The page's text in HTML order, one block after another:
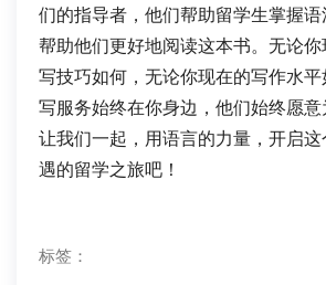
们的指导者，他们帮助留学生掌握语
帮助他们更好地阅读这本书。无论
写技巧如何，无论你现在的写作水
写服务始终在你身边，他们始终愿意
让我们一起，用语言的力量，开启
遇的留学之旅吧！
标签：